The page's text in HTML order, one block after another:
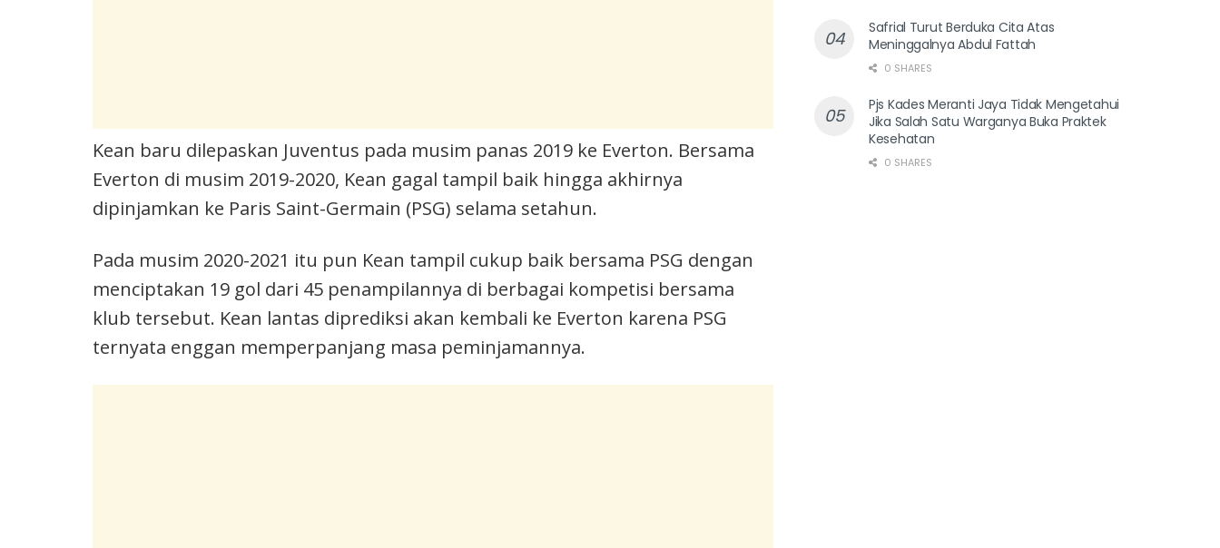
Kean baru dilepaskan Juventus pada musim panas 2019 ke Everton. Bersama
Everton di musim 2019-2020, Kean gagal tampil baik hingga akhirnya
dipinjamkan ke Paris Saint-Germain (PSG) selama setahun.
Pada musim 2020-2021 itu pun Kean tampil cukup baik bersama PSG dengan
menciptakan 19 gol dari 45 penampilannya di berbagai kompetisi bersama
klub tersebut. Kean lantas diprediksi akan kembali ke Everton karena PSG
ternyata enggan memperpanjang masa peminjamannya.
Safrial Turut Berduka Cita Atas
Meninggalnya Abdul Fattah
0 SHARES
Pjs Kades Meranti Jaya Tidak Mengetahui
Jika Salah Satu Warganya Buka Praktek
Kesehatan
0 SHARES